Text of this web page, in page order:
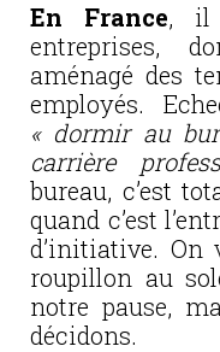
En France, il
entreprises,
aménagé des
employés.
« dormir au
carrière
bureau, c’est
quand c’est
d’initiative. On
roupillon au
notre pause,
décidons.